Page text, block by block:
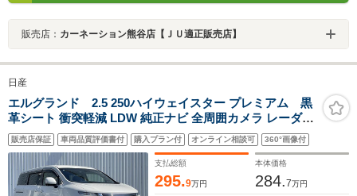
販売店： カーネーション熊谷店【ＪＵ適正販売店】
日産
エルグランド 2.5 250ハイウェイスター プレミアム 黒
革シート 衝突軽減 LDW 純正ナビ 全周囲カメラ レーダー
クルコン 両側パワースライドドア パワーバックドア 前席
シートヒーター パワーシート 社外AW オットマン ステア
リングリモコン ドラレコ ETC フルセグTV
販売店保証 車両品質評価書付 購入プラン付 オンライン相談可 360°画像付
支払総額
295.9万円
本体価格
284.7万円